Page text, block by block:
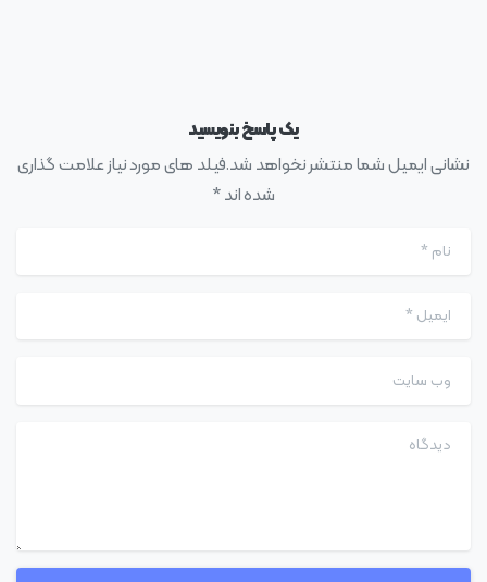
یک پاسخ بنویسید
نشانی ایمیل شما منتشر نخواهد شد.فیلد های مورد نیاز علامت گذاری
شده اند *
نام*
ایمیل *
وب سایت
دیدگاه